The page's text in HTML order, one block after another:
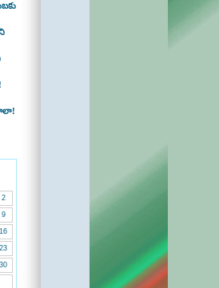
2
9
16
23
30